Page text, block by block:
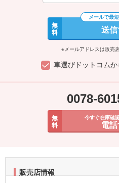
無
料 送
※メールアドレスは販売
車選びドットコム
0078-
無
料
今すぐ在庫確
電
販売店情報